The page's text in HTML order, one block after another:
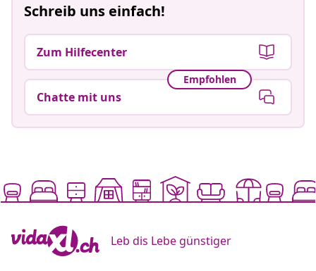
Schreib uns einfach!
Zum Hilfecenter
Empfohlen
Chatte mit uns
Leb dis Lebe günstiger